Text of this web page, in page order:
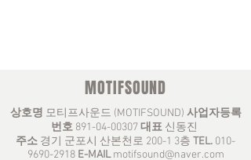
MOTIFSOUND
상호명 모티프사운드 (MOTIFSOUND) 사업자등록
번호 891-04-00307대표 신동진
주소 경기 군포시 산본천로 200-1 3층 TEL. 010-
9690-2918 E-MAIL motifsound@naver.com